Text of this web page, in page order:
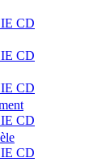
CD
CD
CD
CD
CD